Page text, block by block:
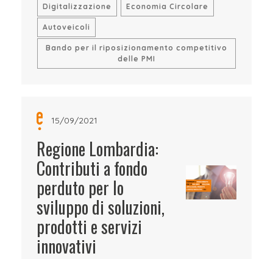
Digitalizzazione Economia Circolare
Autoveicoli
Bando per il riposizionamento competitivo
delle PMI
15/09/2021
Regione Lombardia:
Contributi a fondo
perduto per lo
sviluppo di soluzioni,
prodotti e servizi
innovativi